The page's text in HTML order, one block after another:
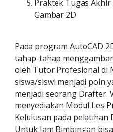
Praktek Tugas
Gambar 2D
Pada program AutoCAD
tahap-tahap
oleh Tutor Profesional di
siswa/siswi menjadi poin
menjadi seorang Drafter.
menyediakan Modul Les
Kelulusan pada pelatihan
Untuk Jam Bimbingan